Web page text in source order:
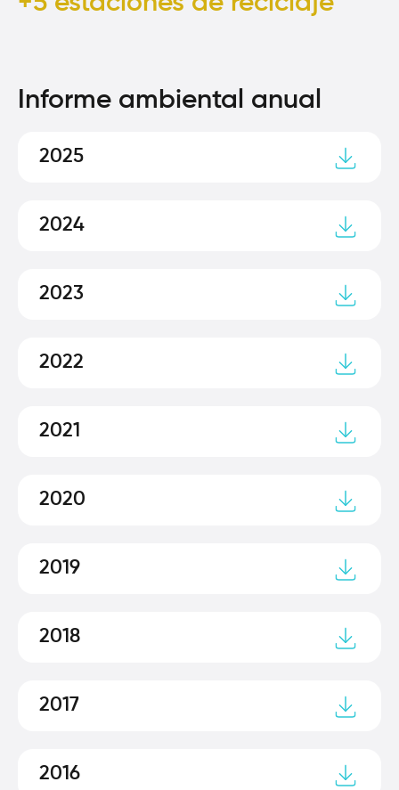
Informe ambiental anual
2025
2024
2023
2022
2021
2020
2019
2018
2017
2016